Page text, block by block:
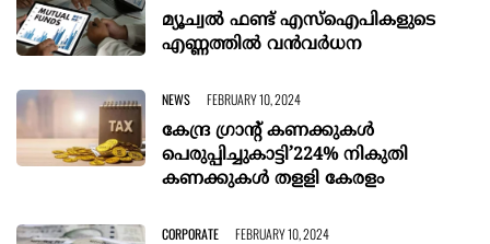
മ്യൂച്വൽ ഫണ്ട് എസ്ഐപികളുടെ
എണ്ണത്തിൽ വൻവർധന
NEWS FEBRUARY 10, 2024
കേന്ദ്ര ഗ്രാന്‍റ് കണക്കുകൾ
പെരുപ്പിച്ചുകാട്ടി’224% നികുതി
കണക്കുകൾ തളളി കേരളം
CORPORATE FEBRUARY 10, 2024